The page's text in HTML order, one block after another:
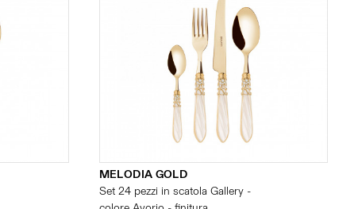
MELODIA GOLD
Set 24 pezzi in scatola Gallery -